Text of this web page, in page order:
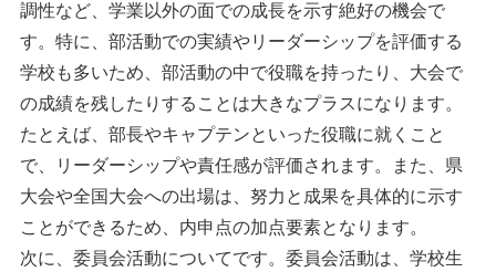
調性など、学業以外の面での成長を示す絶好の機会で
す。特に、部活動での実績やリーダーシップを評価する
学校も多いため、部活動の中で役職を持ったり、大会で
の成績を残したりすることは大きなプラスになります。
たとえば、部長やキャプテンといった役職に就くこと
で、リーダーシップや責任感が評価されます。また、県
大会や全国大会への出場は、努力と成果を具体的に示す
ことができるため、内申点の加点要素となります。
次に、委員会活動についてです。委員会活動は、学校生